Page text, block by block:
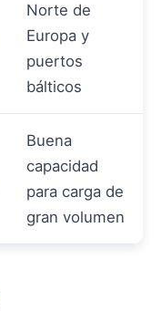
Norte de
Europa y
puertos
bálticos
Buena
capacidad
para carga de
gran volumen